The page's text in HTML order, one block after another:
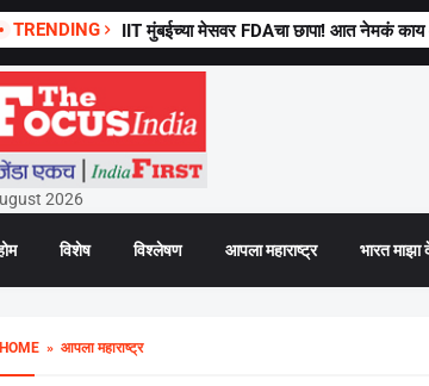
TRENDING IIT मुंबईच्या मेसवर FDAचा छापा! आत नेमकं
2026
विशेष विश्लेषण आपला महाराष्ट्र भारत माझा
HOME» आपला महाराष्ट्र